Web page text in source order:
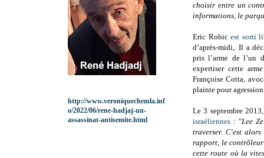
choisir entre un
informations, le
Eric Robicest sorti
d’après-midi,. Il a
pris l’arme de l’un
expertiser cette
Françoise Cotta,
plainte pour
Le 3 septembre
israéliennes : "Lee
traverser. C'est
rapport, le
cette route où la
http://www.veroniquechemla.inf
o/2022/06/rene-hadjaj-un-
assassinat-antisemite.html